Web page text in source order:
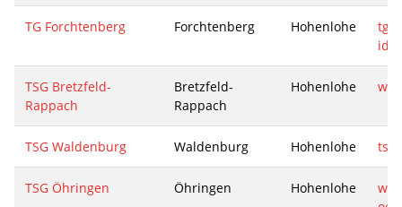
TG Forchtenberg Forchtenberg Hohenlohe
tg-
TSG Bretzfeld-
Rappach
Bretzfeld-
Rappach
Hohenlohe
TSG Waldenburg Waldenburg Hohenlohe
TSG Öhringen Öhringen Hohenlohe